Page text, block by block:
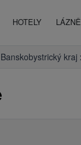
HOTELY LÁZNĚ
Banskobystrický kraj